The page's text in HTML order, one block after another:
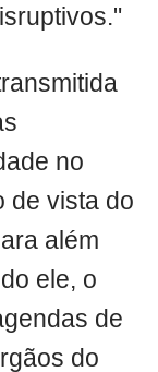
no
de vista do
além
ele, o
de
do